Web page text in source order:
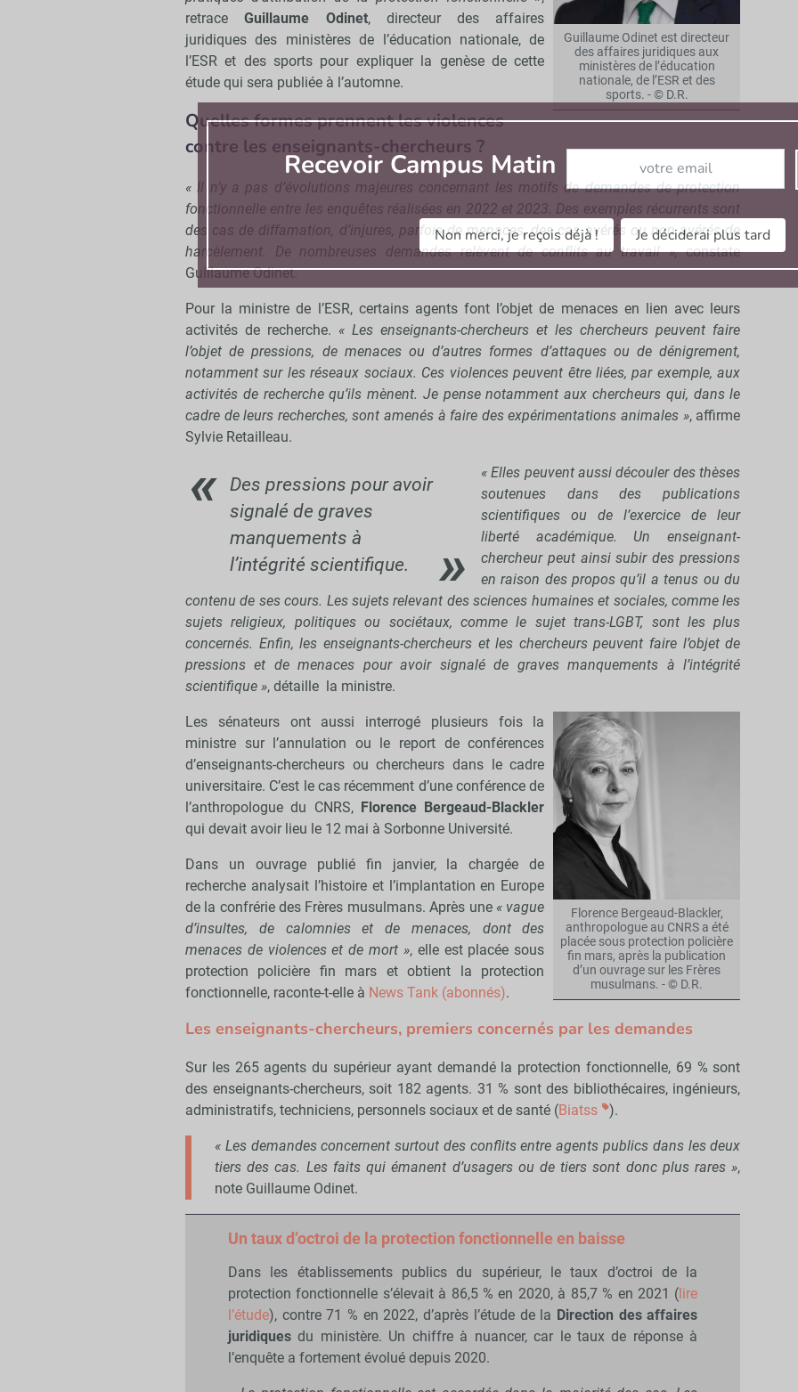
Guillaume Odinet est directeur
des affaires juridiques aux
ministères de l’éducation
nationale, de l’ESR et des
sports. - © D.R.
retraceGuillaume Odinet, directeur des affaires
juridiques des ministères de l’éducation nationale, de
l’ESR et des sports pour expliquer la genèse de cette
étude qui sera publiée à l’automne.
Quelles formes prennent les violences
contre les enseignants-chercheurs ?
« Il n’y a pas d’évolutions majeures concernant les motifs de demandes de protection
fonctionnelle entre les enquêtes réalisées en 2022 et 2023. Des exemples récurrents sont
des cas de diffamation, d’injures, parfois de menaces, des cas avérés ou non avérés de
harcèlement. De nombreuses demandes relèvent de conflits au travail »,constate
Guillaume Odinet.
Pour la ministre de l’ESR, certains agents font l’objet de menaces en lien avec leurs
activités de recherche. « Les enseignants-chercheurs et les chercheurs peuvent faire
l’objet de pressions, de menaces ou d’autres formes d’attaques ou de dénigrement,
notamment sur les réseaux sociaux. Ces violences peuvent être liées, par exemple, aux
activités de recherche qu’ils mènent. Je pense notamment aux chercheurs qui, dans le
cadre de leurs recherches, sont amenés à faire des expérimentations animales », affirme
Sylvie Retailleau.
Des pressions pour avoir
signalé de graves
manquements à
l’intégrité scientifique.
« Elles peuvent aussi découler des thèses
soutenues dans des publications
scientifiques ou de l’exercice de leur
liberté académique. Un enseignant-
chercheur peut ainsi subir des pressions
en raison des propos qu’il a tenus ou du
contenu de ses cours. Les sujets relevant des sciences humaines et sociales, comme les
sujets religieux, politiques ou sociétaux, comme le sujet trans-LGBT, sont les plus
concernés. Enfin, les enseignants-chercheurs et les chercheurs peuvent faire l’objet de
pressions et de menaces pour avoir signalé de graves manquements à l’intégrité
scientifique », détaille la ministre.
Florence Bergeaud-Blackler,
anthropologue au CNRS a été
placée sous protection policière
fin mars, après la publication
d’un ouvrage sur les Frères
musulmans. - © D.R.
Les sénateurs ont aussi interrogé plusieurs fois la
ministre sur l’annulation ou le report de conférences
d’enseignants-chercheurs ou chercheurs dans le cadre
universitaire. C’est le cas récemment d’une conférence de
l’anthropologue du CNRS, Florence Bergeaud-Blackler
qui devait avoir lieu le 12 mai à Sorbonne Université.
Dans un ouvrage publié fin janvier, la chargée de
recherche analysait l’histoire et l’implantation en Europe
de la confrérie des Frères musulmans. Après une « vague
d’insultes, de calomnies et de menaces, dont des
menaces de violences et de mort », elle est placée sous
protection policière fin mars et obtient la protection
fonctionnelle, raconte-t-elle à News Tank (abonnés).
Les enseignants-chercheurs, premiers concernés par les demandes
Sur les 265 agents du supérieur ayant demandé la protection fonctionnelle, 69 % sont
des enseignants-chercheurs, soit 182 agents. 31 % sont des bibliothécaires, ingénieurs,
administratifs, techniciens, personnels sociaux et de santé (Biatss ).
« Les demandes concernent surtout des conflits entre agents publics dans les deux
tiers des cas. Les faits qui émanent d’usagers ou de tiers sont donc plus rares »,
note Guillaume Odinet.
Un taux d’octroi de la protection fonctionnelle en baisse
Dans les établissements publics du supérieur, le taux d’octroi de la
protection fonctionnelle s’élevait à 86,5 % en 2020, à 85,7 % en 2021 (lire
l’étude), contre 71 % en 2022, d’après l’étude de la Direction des affaires
juridiques du ministère. Un chiffre à nuancer, car le taux de réponse à
l’enquête a fortement évolué depuis 2020.
Recevoir Campus Matin Abonnez-vous à notre
Non merci, je reçois déjà ! Je déciderai plus tard